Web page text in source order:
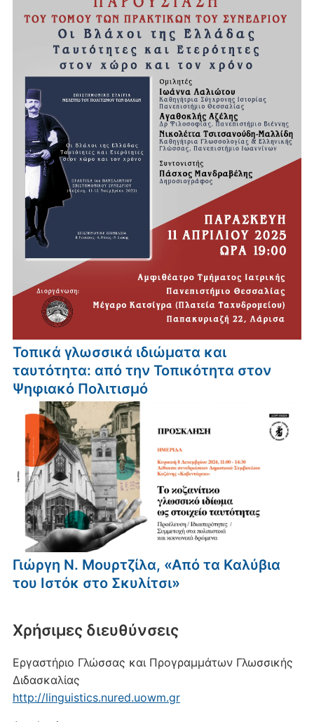
Τοπικά γλωσσικά ιδιώματα και
ταυτότητα: από την Τοπικότητα στον
Ψηφιακό Πολιτισμό
Γιώργη Ν. Μουρτζίλα, «Από τα Καλύβια
του Ιστόκ στο Σκυλίτσι»
Xρήσιμες διευθύνσεις
Εργαστήριο Γλώσσας και Προγραμμάτων Γλωσσικής
Διδασκαλίας
http://linguistics.nured.uowm.gr